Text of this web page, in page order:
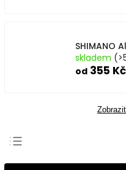
SHIMANO
skladem
od 355 Kč
Nejprodávanější